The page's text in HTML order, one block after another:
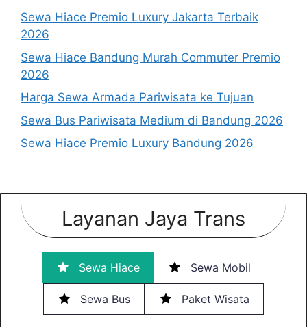
Sewa Hiace Premio Luxury Jakarta Terbaik
2026
Sewa Hiace Bandung Murah Commuter Premio
2026
Harga Sewa Armada Pariwisata ke Tujuan
Sewa Bus Pariwisata Medium di Bandung 2026
Sewa Hiace Premio Luxury Bandung 2026
Layanan Jaya Trans
Sewa Hiace Sewa Mobil
Sewa Bus Paket Wisata